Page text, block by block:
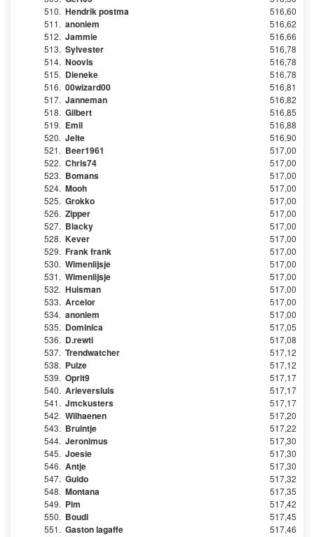
510. Hendrik postma
516,60
511. anoniem
516,62
512. Jammie
516,66
513. Sylvester
516,78
514. Noovis
516,78
515. Dieneke
516,78
516. 00wizard00
516,81
517. Janneman
516,82
518. Gilbert
516,85
519. Emil
516,88
520. Jelte
516,90
521. Beer1961
517,00
522. Chris74
517,00
523. Bomans
517,00
524. Mooh
517,00
525. Grokko
517,00
526. Zipper
517,00
527. Blacky
517,00
528. Kever
517,00
529. Frank frank
517,00
530. Wimenlijsje
517,00
531. Wimenlijsje
517,00
532. Huisman
517,00
533. Arcelor
517,00
534. anoniem
517,00
535. Dominica
517,05
536. D.rewti
517,08
537. Trendwatcher
517,12
538. Pulze
517,12
539. Oprit9
517,17
540. Arieversluis
517,17
541. Jmckusters
517,17
542. Wilhaenen
517,20
543. Bruintje
517,22
544. Jeronimus
517,30
545. Joesie
517,30
546. Antje
517,30
547. Guido
517,32
548. Montana
517,35
549. Pim
517,42
550. Boudi
517,45
551. Gaston lagaffe
517,46